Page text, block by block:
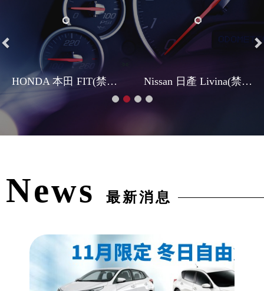
HONDA 本田 FIT(禁菸車) Nissan 日產 Livina(禁菸車)
News